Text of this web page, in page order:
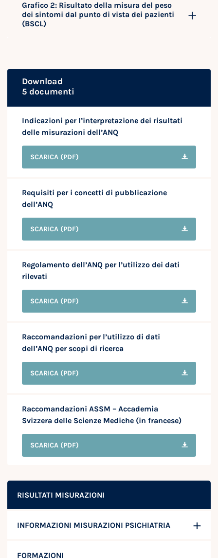
RISULTATI MISURAZIONI
INFORMAZIONI MISURAZIONI PSICHIATRIA
FORMAZIONI
Grafico 2: Risultato della misura del peso
dei sintomi dal punto di vista dei pazienti
(BSCL)
Download
5 documenti
Indicazioni per l’interpretazione dei risultati
delle misurazioni dell’ANQ
SCARICA (PDF)
Requisiti per i concetti di pubblicazione
dell’ANQ
SCARICA (PDF)
Regolamento dell’ANQ per l’utilizzo dei dati
rilevati
SCARICA (PDF)
Raccomandazioni per l’utilizzo di dati
dell’ANQ per scopi di ricerca
SCARICA (PDF)
Raccomandazioni ASSM – Accademia
Svizzera delle Scienze Mediche (in francese)
SCARICA (PDF)